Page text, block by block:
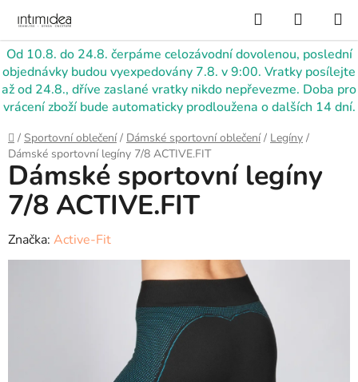
obsah
Od 10.8. do 24.8. čerpáme celozávodní dovolenou, poslední
objednávky budou vyexpedovány 7.8. v 9:00. Vratky posílejte
až od 24.8., dříve zaslané vratky nikdo nepřevezme. Doba pro
vrácení zboží bude automaticky prodloužena o dalších 14 dní.
Hledat
KOŠÍK
Domů
/ Sportovní oblečení / Dámské sportovní oblečení / Legíny /
Dámské sportovní legíny 7/8 ACTIVE.FIT
Dámské sportovní legíny
7/8 ACTIVE.FIT
Značka: Active-Fit